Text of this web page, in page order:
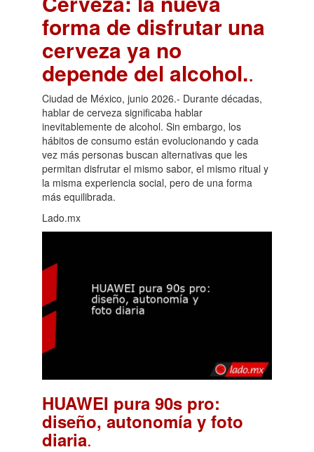
forma de disfrutar una
cerveza ya no
depende del alcohol..
Ciudad de México, junio 2026.- Durante décadas,
hablar de cerveza significaba hablar
inevitablemente de alcohol. Sin embargo, los
hábitos de consumo están evolucionando y cada
vez más personas buscan alternativas que les
permitan disfrutar el mismo sabor, el mismo ritual y
la misma experiencia social, pero de una forma
más equilibrada.
Lado.mx
HUAWEI pura 90s pro:
diseño, autonomía y foto
diaria.